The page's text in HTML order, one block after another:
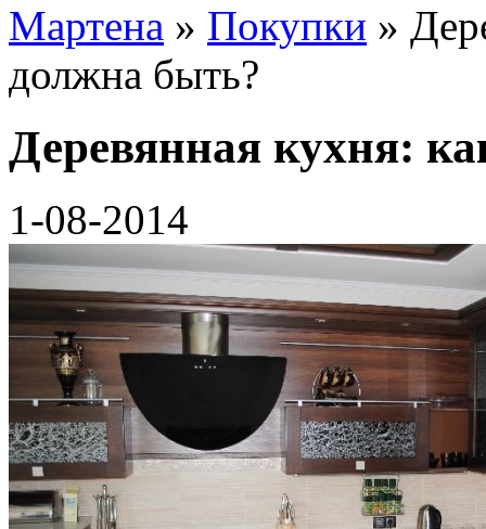
Мартена » Покупки »
должна быть?
Деревянная кухня:
1-08-2014